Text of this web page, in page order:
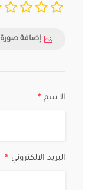
إضافة صورة
الاسم *
البريد الالكتروني *